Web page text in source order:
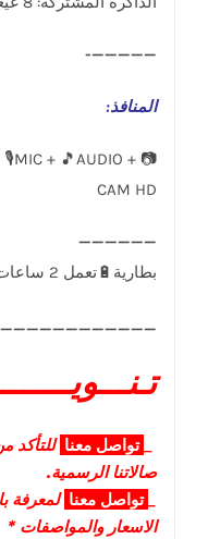
—————-
المنافذ:
+ 🎵AUDIO + 📷
CAM HD
تواصل معنا للتأكد
صالاتنا الرسمية.
تواصل معنا لمعرفة
الاسعار والمواصفات *